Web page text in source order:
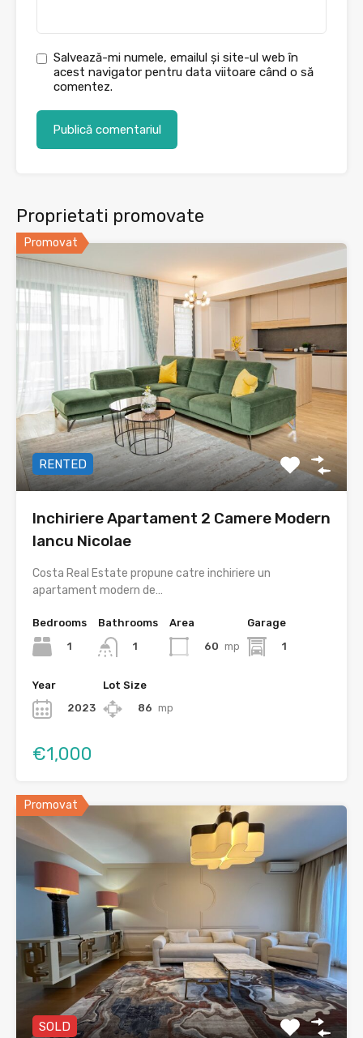
Salvează-mi numele, emailul și site-ul web în
acest navigator pentru data viitoare când o să
comentez.
Proprietati promovate
Promovat
RENTED
Inchiriere Apartament 2 Camere Modern
Iancu Nicolae
Costa Real Estate propune catre inchiriere un
apartament modern de…
Bedrooms
1
Bathrooms
1
Area
60 mp
Garage
1
Year
2023
Lot Size
86 mp
€1,000
Promovat
SOLD